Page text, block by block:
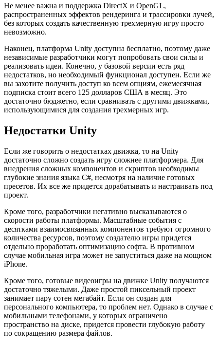
Не менее важна и поддержка DirectX и OpenGL,
распространенных эффектов рендеринга и трассировки лучей,
без которых создать качественную трехмерную игру просто
невозможно.
Наконец, платформа Unity доступна бесплатно, поэтому даже
независимые разработчики могут попробовать свои силы и
реализовать идеи. Конечно, у базовой версии есть ряд
недостатков, но необходимый функционал доступен. Если же
вы захотите получить доступ ко всем опциям, ежемесячная
подписка стоит всего 125 долларов США в месяц. Это
достаточно бюджетно, если сравнивать с другими движками,
использующимися для создания трехмерных игр.
Недостатки Unity
Если же говорить о недостатках движка, то на Unity
достаточно сложно создать игру сложнее платформера. Для
внедрения сложных компонентов и скриптов необходимы
глубокие знания языка C#, несмотря на наличие готовых
пресетов. Их все же придется дорабатывать и настраивать под
проект.
Кроме того, разработчики негативно высказываются о
скорости работы платформы. Масштабные события с
десятками взаимосвязанных компонентов требуют огромного
количества ресурсов, поэтому создателю игры придется
отдельно проработать оптимизацию софта. В противном
случае мобильная игра может не запуститься даже на мощном
iPhone.
Кроме того, готовые видеоигры на движке Unity получаются
достаточно тяжелыми. Даже простой пиксельный проект
занимает пару сотен мегабайт. Если он создан для
персонального компьютера, то проблем нет. Однако в случае с
мобильными телефонами, у которых ограничено
пространство на диске, придется провести глубокую работу
по сокращению размера файлов.